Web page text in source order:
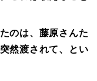
のは、藤原さんた
然渡されて、とい